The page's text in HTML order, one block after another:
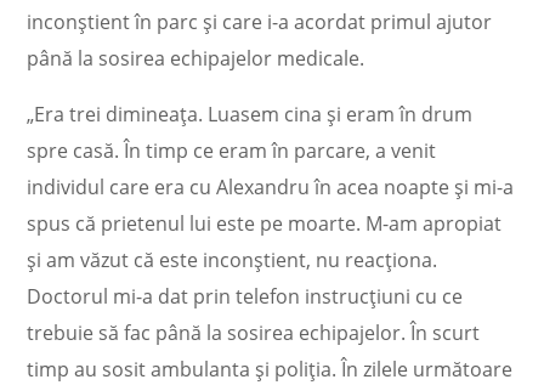
inconștient în parc și care i-a acordat primul ajutor
până la sosirea echipajelor medicale.
„Era trei dimineaţa. Luasem cina şi eram în drum
spre casă. În timp ce eram în parcare, a venit
individul care era cu Alexandru în acea noapte şi mi-a
spus că prietenul lui este pe moarte. M-am apropiat
şi am văzut că este inconştient, nu reacţiona.
Doctorul mi-a dat prin telefon instrucţiuni cu ce
trebuie să fac până la sosirea echipajelor. În scurt
timp au sosit ambulanta şi poliţia. În zilele următoare